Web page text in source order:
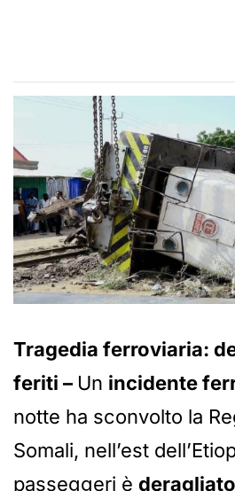
Tragedia ferroviaria:
feriti – Un incidente
notte ha sconvolto la
Somali, nell’est
passeggeri è deragliato